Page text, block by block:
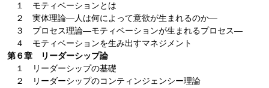
１ モティベーションとは
２ 実体理論―人は何によって意欲が生まれるのか―
３ プロセス理論―モティベーションが生まれるプロセス―
４ モティベーションを生み出すマネジメント
第６章 リーダーシップ論
１ リーダーシップの基礎
２ リーダーシップのコンティンジェンシー理論